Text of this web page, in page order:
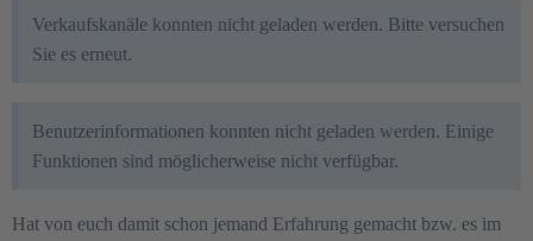
Verkaufskanäle konnten nicht geladen werden. Bitte versuchen
Sie es erneut.
Benutzerinformationen konnten nicht geladen werden. Einige
Funktionen sind möglicherweise nicht verfügbar.
Hat von euch damit schon jemand Erfahrung gemacht bzw. es im